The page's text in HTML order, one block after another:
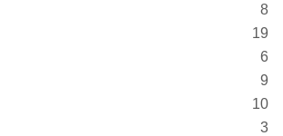
8
19
6
9
10
3